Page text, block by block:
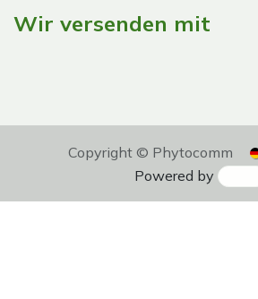
Wir versenden mit
Copyright © Phytocomm
Powered by